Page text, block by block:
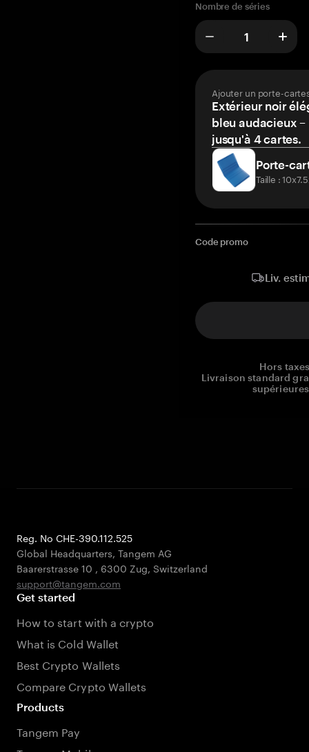
Nombre de séries
Ajouter un porte-
Extérieur noir
bleu audacieux
jusqu'à 4 cartes.
Porte-
Taille :
Code promo
Liv.
Hors
Livraison standard
Reg. No CHE-390.112.525
Global Headquarters, Tangem AG
Baarerstrasse 10 , 6300 Zug, Switzerland
support@tangem.com
Get started
How to start with a crypto
What is Cold Wallet
Best Crypto Wallets
Compare Crypto Wallets
Products
Tangem Pay